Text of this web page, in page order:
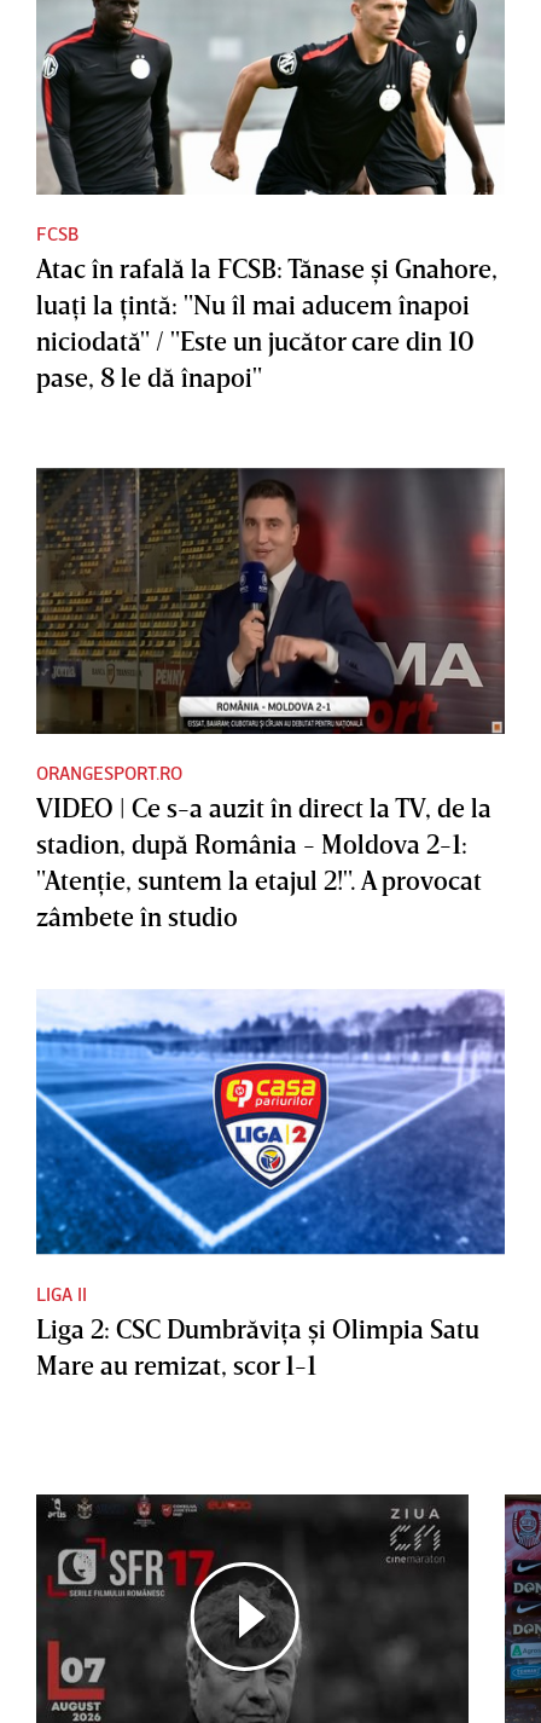
FCSB
Atac în rafală la FCSB: Tănase şi Gnahore,
luaţi la ţintă: "Nu îl mai aducem înapoi
niciodată" / "Este un jucător care din 10
pase, 8 le dă înapoi"
ORANGESPORT.RO
VIDEO | Ce s-a auzit în direct la TV, de la
stadion, după România - Moldova 2-1:
"Atenţie, suntem la etajul 2!". A provocat
zâmbete în studio
LIGA II
Liga 2: CSC Dumbrăviţa şi Olimpia Satu
Mare au remizat, scor 1-1